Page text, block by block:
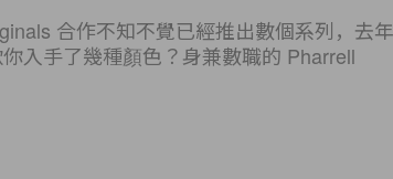
合作不知不覺已經推出數個系列，去
入手了幾種顏色？身兼數職的 Pharrell